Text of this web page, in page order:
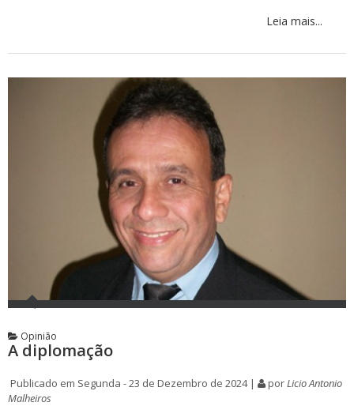
Leia mais...
Opinião
A diplomação
Publicado em Segunda - 23 de Dezembro de 2024 | porLicio Antonio
Malheiros